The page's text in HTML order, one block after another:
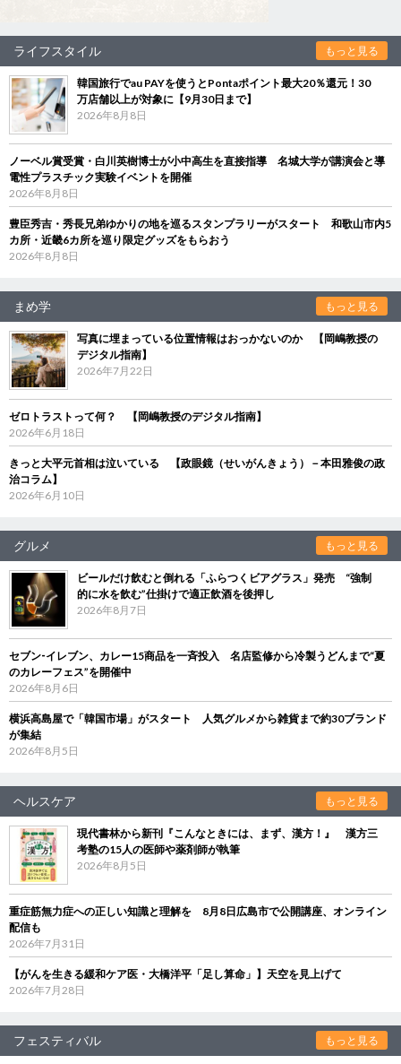
ライフスタイル もっと見る
韓国旅行でau PAYを使うとPontaポイント最大20％還元！30
万店舗以上が対象に【9月30日まで】
2026年8月8日
ノーベル賞受賞・白川英樹博士が小中高生を直接指導 名城大学が講演会と導
電性プラスチック実験イベントを開催
2026年8月8日
豊臣秀吉・秀長兄弟ゆかりの地を巡るスタンプラリーがスタート 和歌山市内5
カ所・近畿6カ所を巡り限定グッズをもらおう
2026年8月8日
まめ学 もっと見る
写真に埋まっている位置情報はおっかないのか 【岡嶋教授の
デジタル指南】
2026年7月22日
ゼロトラストって何？ 【岡嶋教授のデジタル指南】
2026年6月18日
きっと大平元首相は泣いている 【政眼鏡（せいがんきょう）－本田雅俊の政
治コラム】
2026年6月10日
グルメ もっと見る
ビールだけ飲むと倒れる「ふらつくビアグラス」発売 “強制
的に水を飲む”仕掛けで適正飲酒を後押し
2026年8月7日
セブン‐イレブン、カレー15商品を一斉投入 名店監修から冷製うどんまで“夏
のカレーフェス”を開催中
2026年8月6日
横浜高島屋で「韓国市場」がスタート 人気グルメから雑貨まで約30ブランド
が集結
2026年8月5日
ヘルスケア もっと見る
現代書林から新刊『こんなときには、まず、漢方！』 漢方三
考塾の15人の医師や薬剤師が執筆
2026年8月5日
重症筋無力症への正しい知識と理解を 8月8日広島市で公開講座、オンライン
配信も
2026年7月31日
【がんを生きる緩和ケア医・大橋洋平「足し算命」】天空を見上げて
2026年7月28日
フェスティバル もっと見る